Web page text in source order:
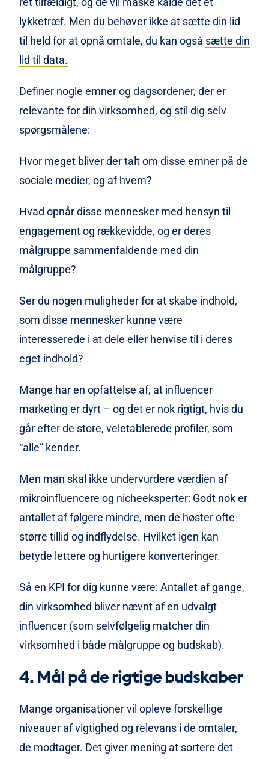
lykketræf. Men du behøver ikke at sætte din lid
til held for at opnå omtale, du kan også sætte din
lid til data.
Definer nogle emner og dagsordener, der er
relevante for din virksomhed, og stil dig selv
spørgsmålene:
Hvor meget bliver der talt om disse emner på de
sociale medier, og af hvem?
Hvad opnår disse mennesker med hensyn til
engagement og rækkevidde, og er deres
målgruppe sammenfaldende med din
målgruppe?
Ser du nogen muligheder for at skabe indhold,
som disse mennesker kunne være
interesserede i at dele eller henvise til i deres
eget indhold?
Mange har en opfattelse af, at influencer
marketing er dyrt – og det er nok rigtigt, hvis du
går efter de store, veletablerede profiler, som
“alle” kender.
Men man skal ikke undervurdere værdien af
mikroinfluencere og nicheeksperter: Godt nok er
antallet af følgere mindre, men de høster ofte
større tillid og indflydelse. Hvilket igen kan
betyde lettere og hurtigere konverteringer.
Så en KPI for dig kunne være: Antallet af gange,
din virksomhed bliver nævnt af en udvalgt
influencer (som selvfølgelig matcher din
virksomhed i både målgruppe og budskab).
4. Mål på de rigtige budskaber
Mange organisationer vil opleve forskellige
niveauer af vigtighed og relevans i de omtaler,
de modtager. Det giver mening at sortere det